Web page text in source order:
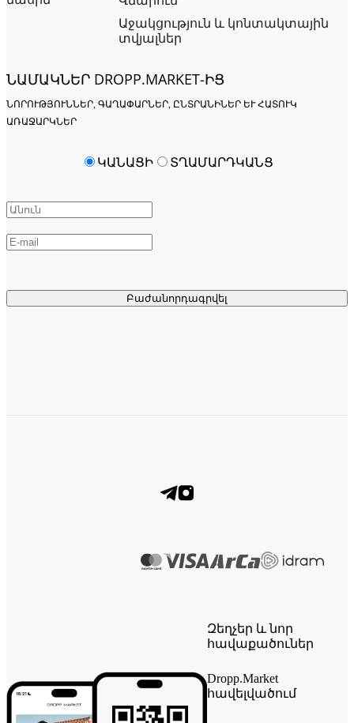
Աջակցություն և կոնտակտային
տվյալներ
ՆԱՄԱԿՆԵՐ DROPP.MARKET-ԻՑ
ՆՈՐՈՒԹՅՈՒՆՆԵՐ, ԳԱՂԱՓԱՐՆԵՐ, ԸՆՏՐԱՆԻՆԵՐ ԵՒ ՀԱՏՈՒԿ Ա
ՌԱՋԱՐԿՆԵՐ
Բաժանորդագրվել
ԿԱՆԱՑԻ ՏՂԱՄԱՐԴԿԱՆՑ
Զեղչեր և նոր
հավաքածուներ
Dropp.Market
հավելվածում